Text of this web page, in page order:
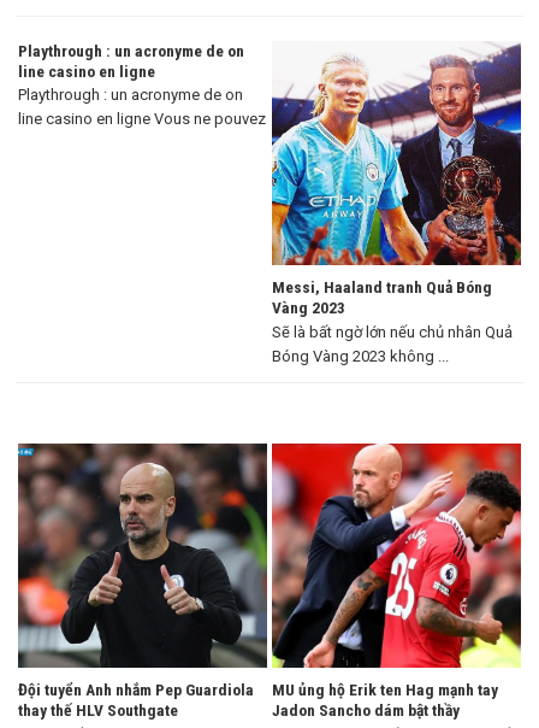
Playthrough : un acronyme de on
line casino en ligne
Playthrough : un acronyme de on
line casino en ligne Vous ne pouvez
Messi, Haaland tranh Quả Bóng
Vàng 2023
Sẽ là bất ngờ lớn nếu chủ nhân Quả
Bóng Vàng 2023 không ...
Đội tuyển Anh nhắm Pep Guardiola
thay thế HLV Southgate
MU ủng hộ Erik ten Hag mạnh tay
Jadon Sancho dám bật thầy